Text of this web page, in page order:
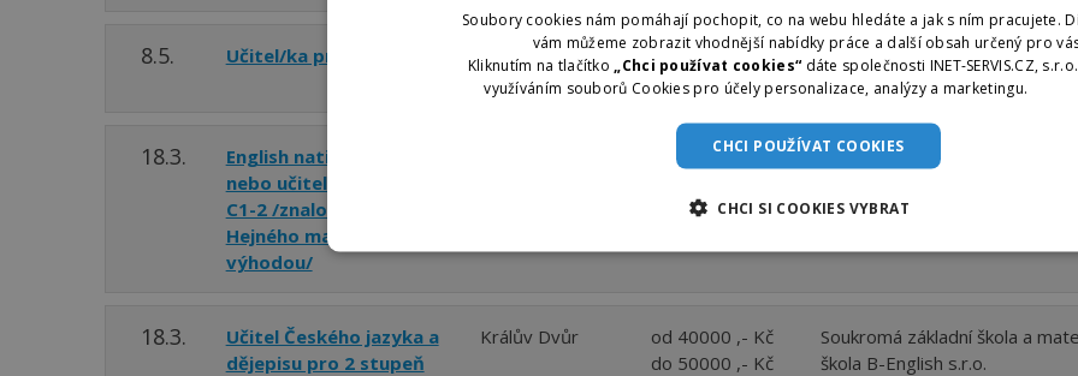
8.5. Učitel/ka pro 1. stupeň Králův Dvůr
od 36000 ,- Kč
do 45000 ,- Kč
Soukromá základní škola a
škola B-English s.r.o.
18.3.
English native speaker
nebo učitel angličtiny
C1-2 /znalost clil a
Hejného matematiky
výhodou/
od 40000 ,- Kč
Soukromá základní škola a
18.3.
Učitel Českého jazyka a
dějepisu pro 2 stupeň
Králův Dvůr
od 40000 ,- Kč
do 50000 ,- Kč
Soukromá základní škola a
škola B-English s.r.o.
Soubory cookies nám pomáhají pochopit, co na webu hledáte a jak s ním pracujete.
vám můžeme zobrazit vhodnější nabídky práce a další obsah určený pro
Kliknutím na tlačítko„Chci používat cookies“ dáte společnosti INET-SERVIS.CZ,
využíváním souborů Cookies pro účely personalizace, analýzy a marketingu.
CHCI POUŽÍVAT COOKIES
CHCI SI COOKIES VYBRAT